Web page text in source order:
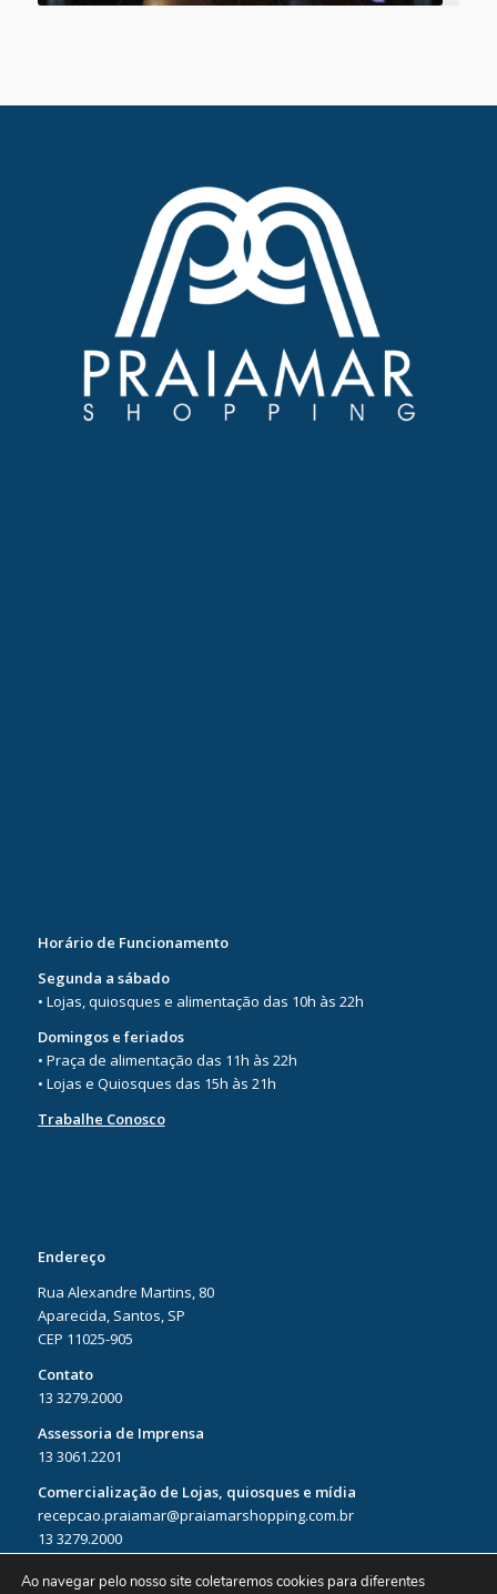
Horário de Funcionamento
Segunda a sábado
• Lojas, quiosques e alimentação das 10h às 22h
Domingos e feriados
• Praça de alimentação das 11h às 22h
• Lojas e Quiosques das 15h às 21h
Trabalhe Conosco
Endereço
Rua Alexandre Martins, 80
Aparecida, Santos, SP
CEP 11025-905
Contato
13 3279.2000
Assessoria de Imprensa
13 3061.2201
Comercialização de Lojas, quiosques e mídia
recepcao.praiamar@praiamarshopping.com.br
13 3279.2000
Ao navegar pelo nosso site coletaremos cookies para diferentes